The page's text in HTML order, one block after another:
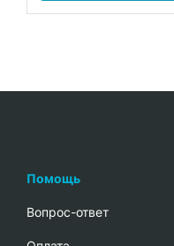
Помощь
Вопрос-ответ